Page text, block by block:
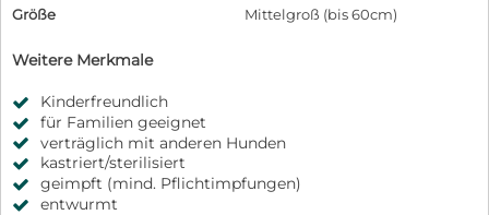
Größe
Mittelgroß (bis 60cm)
Weitere Merkmale
Kinderfreundlich
für Familien geeignet
verträglich mit anderen Hunden
kastriert/sterilisiert
geimpft (mind. Pflichtimpfungen)
entwurmt